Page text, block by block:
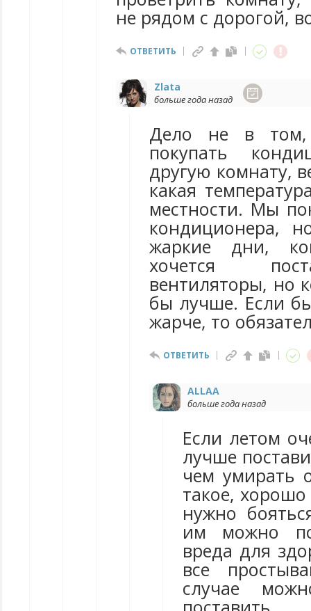
не рядом с дорогой,
ОТВЕТИТЬ
Zlata
больше года назад
Дело не в
покупать
другую комнату,
какая
местности. Мы
кондиционера,
жаркие дни,
хочется
вентиляторы, но
бы лучше. Если
жарче, то
ОТВЕТИТЬ
ALLAA
больше года назад
Если летом
лучше
чем умирать
такое,
нужно
им можно
вреда для
все
случае